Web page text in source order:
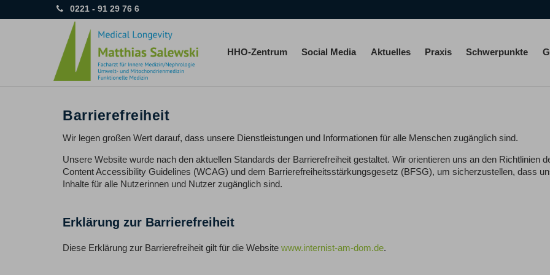
0221 - 91 29 76 6
HHO-Zentrum Social Media Aktuelles Praxis Schwerpunkte
Barrierefreiheit
Wir legen großen Wert darauf, dass unsere Dienstleistungen und Informationen für alle Menschen zugänglich sind.
Unsere Website wurde nach den aktuellen Standards der Barrierefreiheit gestaltet. Wir orientieren uns an den Richtlinien
Content Accessibility Guidelines (WCAG) und dem Barrierefreiheitsstärkungsgesetz (BFSG), um sicherzustellen, dass
Inhalte für alle Nutzerinnen und Nutzer zugänglich sind.
Erklärung zur Barrierefreiheit
Diese Erklärung zur Barrierefreiheit gilt für die Website www.internist-am-dom.de.